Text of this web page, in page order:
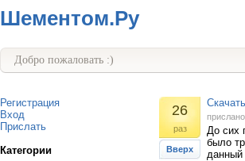
Шементом.Ру
Добро пожаловать :)
Регистрация
Вход
Прислать
Категории
26
раз
Вверх
До сих
было
данный